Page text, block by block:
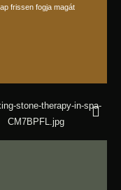
frissen fogja magát